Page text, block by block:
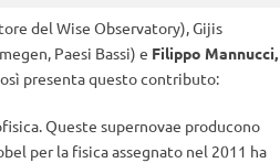
del Wise Observatory), Gijis
Paesi Bassi) e Filippo Mannucci,
presenta questo contributo:
Queste supernovae producono
per la fisica assegnato nel 2011 ha